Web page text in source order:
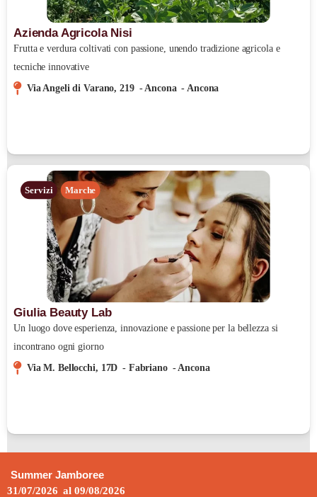
Azienda Agricola Nisi
Frutta e verdura coltivati con passione, unendo tradizione agricola e
tecniche innovative
Via Angeli di Varano, 219 -Ancona -Ancona
Servizi Marche
Giulia Beauty Lab
Un luogo dove esperienza, innovazione e passione per la bellezza si
incontrano ogni giorno
Via M. Bellocchi, 17D - Fabriano -Ancona
Summer Jamboree
31/07/2026 al 09/08/2026